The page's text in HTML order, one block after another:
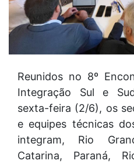
Reunidos no 8º
Integração Sul e
sexta-feira (2/6), os
e equipes técnicas
integram, Rio
Catarina, Paraná,